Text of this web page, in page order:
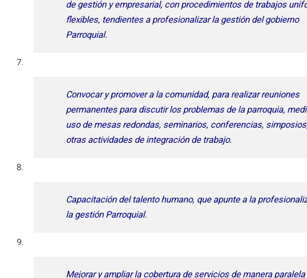
de gestión y empresarial, con procedimientos de trabajos
flexibles, tendientes a profesionalizar la gestión del gobierno
Parroquial.
Convocar y promover a la comunidad, para realizar reuniones
permanentes para discutir los problemas de la parroquia,
uso de mesas redondas, seminarios, conferencias,
otras actividades de integración de trabajo.
Capacitación del talento humano, que apunte a la
la gestión Parroquial.
Mejorar y ampliar la cobertura de servicios de manera paralela